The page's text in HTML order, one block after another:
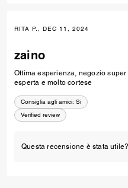
RITA P., DEC 11, 2024
zaino
Ottima esperienza, negozio super
esperta e molto cortese
Consiglia agli amici: Si
Verified review
Questa recensione è stata utile?